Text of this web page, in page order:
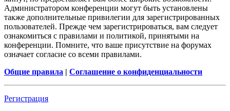
Администратором конференции могут быть установлены
также дополнительные привилегии для зарегистрированных
пользователей. Прежде чем зарегистрироваться, вам следует
ознакомиться с правилами и политикой, принятыми на
конференции. Помните, что ваше присутствие на форумах
означает согласие со всеми правилами.
Общие правила | Соглашение о конфиденциальности
Регистрация